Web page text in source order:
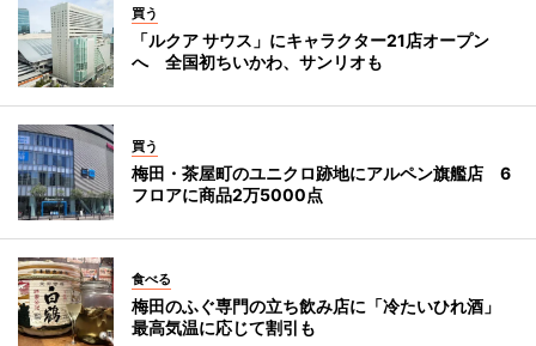
買う
「ルクア サウス」にキャラクター21店オープン
へ 全国初ちいかわ、サンリオも
買う
梅田・茶屋町のユニクロ跡地にアルペン旗艦店 6
フロアに商品2万5000点
食べる
梅田のふぐ専門の立ち飲み店に「冷たいひれ酒」
最高気温に応じて割引も